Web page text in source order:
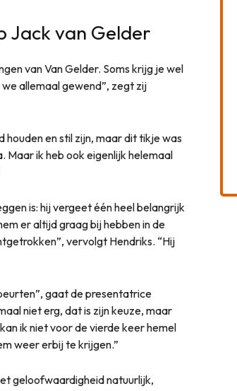
Jack van Gelder
van Van Gelder. Soms krijg je wel
allemaal gewend”, zegt zij
houden en stil zijn, maar dit tikje was
Maar ik heb ook eigenlijk helemaal
is: hij vergeet één heel belangrijk
er altijd graag bij hebben in de
vervolgt Hendriks. “Hij
gaat de presentatrice
niet erg, dat is zijn keuze, maar
ik niet voor de vierde keer hemel
weer erbij te krijgen.”
geloofwaardigheid natuurlijk,